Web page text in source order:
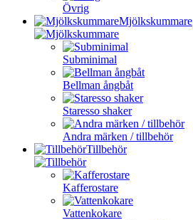
Övrig
Mjölkskummare
Subminimal
Bellman ångbåt
Staresso shaker
Andra märken / tillbehör
Tillbehör
Kafferostare
Vattenkokare